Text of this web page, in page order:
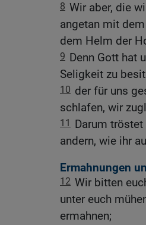
8 Wir aber, die
angetan mit
dem Helm der
9 Denn Gott hat
Seligkeit zu
10 der für uns
schlafen, wir
11
Darum tröstet
andern, wie ihr
Ermahnungen
12 Wir bitten
unter euch
ermahnen;